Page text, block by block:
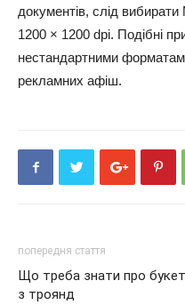
документів, слід
1200 × 1200 dpi. Подібні
нестандартними
рекламних афіш.
попередня стаття
Що треба знати про
з троянд